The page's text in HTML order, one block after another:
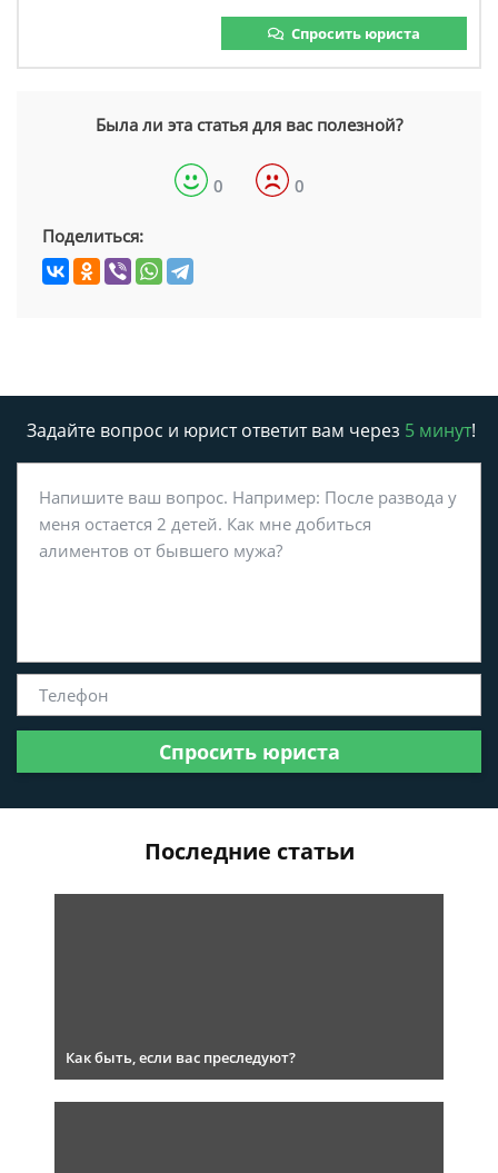
Спросить юриста
Была ли эта статья для вас полезной?
0 0
Поделиться:
Задайте вопрос и юрист ответит вам через 5 минут!
Спросить юриста
Последние статьи
Как быть, если вас преследуют?